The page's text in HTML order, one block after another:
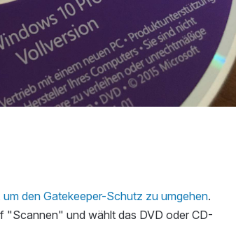
den Gatekeeper-Schutz zu umgehen.
"Scannen" und wählt das DVD oder CD-